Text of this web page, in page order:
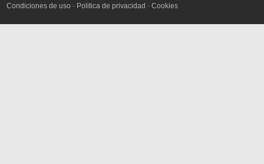
Condiciones de uso - Politica de privacidad -Cookies